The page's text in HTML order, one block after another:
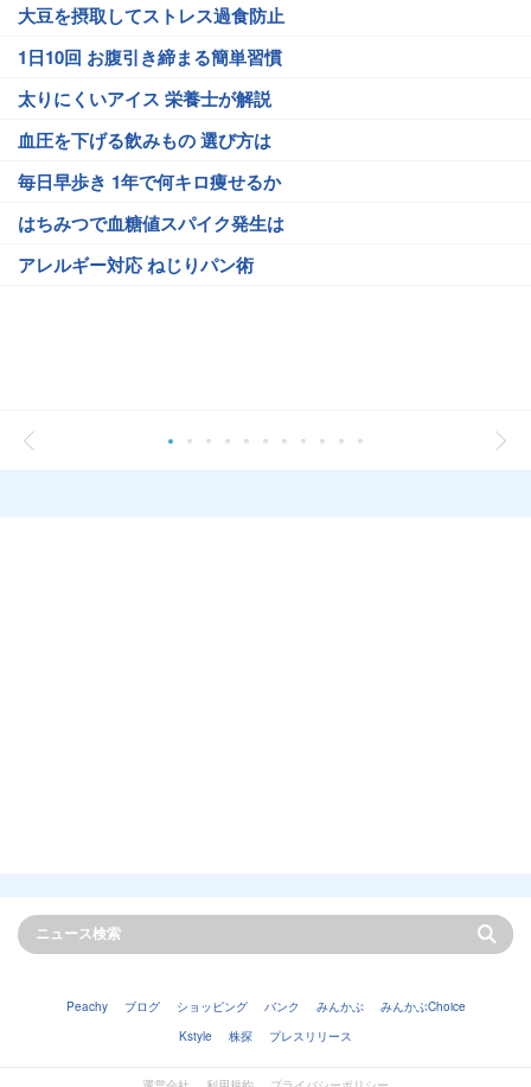
大豆を摂取してストレス過食防止
1日10回 お腹引き締まる簡単習慣
太りにくいアイス 栄養士が解説
血圧を下げる飲みもの 選び方は
毎日早歩き 1年で何キロ痩せるか
はちみつで血糖値スパイク発生は
アレルギー対応 ねじりパン術
Peachy ブログ ショッピング バンク みんかぶ
みんかぶChoice
Kstyle
株探 プレスリリース